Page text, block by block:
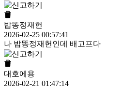
밥똥정재헌
2026-02-25 00:57:41
나 밥똥정재헌인데 배고프다
대호에용
2026-02-21 01:47:14